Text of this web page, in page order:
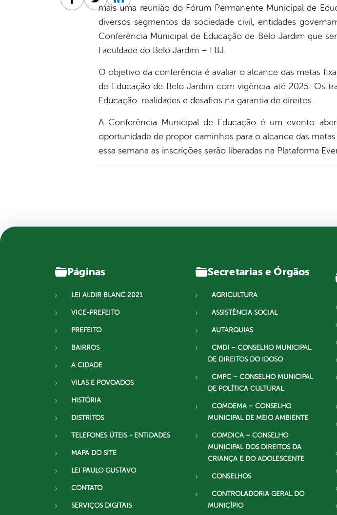
mais uma reunião do Fórum Permanente Municipal de
diversos segmentos da sociedade civil, entidades
Conferência Municipal de Educação de Belo Jardim que
Faculdade do Belo Jardim – FBJ.
O objetivo da conferência é avaliar o alcance das metas
de Educação de Belo Jardim com vigência até 2025. Os
Educação: realidades e desafios na garantia de direitos.
A Conferência Municipal de Educação é um evento
oportunidade de propor caminhos para o alcance das
essa semana as inscrições serão liberadas na Plataforma
Facebook
TwitterLinkedin
Páginas
LEI ALDIR BLANC 2021
VICE-PREFEITO
PREFEITO
BAIRROS
A CIDADE
VILAS E POVOADOS
HISTÓRIA
DISTRITOS
TELEFONES ÚTEIS - ENTIDADES
MAPA DO SITE
LEI PAULO GUSTAVO
CONTATO
SERVIÇOS DIGITAIS
Secretarias e Órgãos
AGRICULTURA
ASSISTÊNCIA SOCIAL
AUTARQUIAS
CMDI – CONSELHO MUNICIPAL
DE DIREITOS DO IDOSO
CMPC – CONSELHO MUNICIPAL
DE POLÍTICA CULTURAL
COMDEMA – CONSELHO
MUNICIPAL DE MEIO AMBIENTE
COMDICA – CONSELHO
MUNICIPAL DOS DIREITOS DA
CRIANÇA E DO ADOLESCENTE
CONSELHOS
CONTROLADORIA GERAL DO
MUNICÍPIO